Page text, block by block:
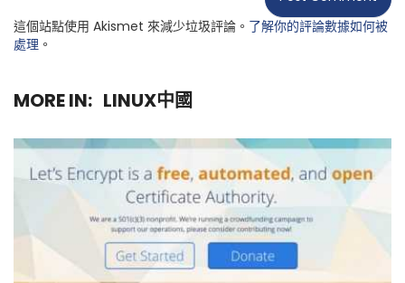
這個站點使用 Akismet 來減少垃圾評論。 了解你的評論數據如何被
處理 。
MORE IN: LINUX中國